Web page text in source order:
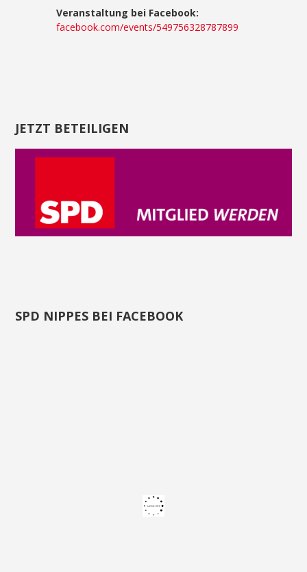
Veranstaltung bei Facebook:
facebook.com/events/549756328787899
JETZT BETEILIGEN
SPD NIPPES BEI FACEBOOK